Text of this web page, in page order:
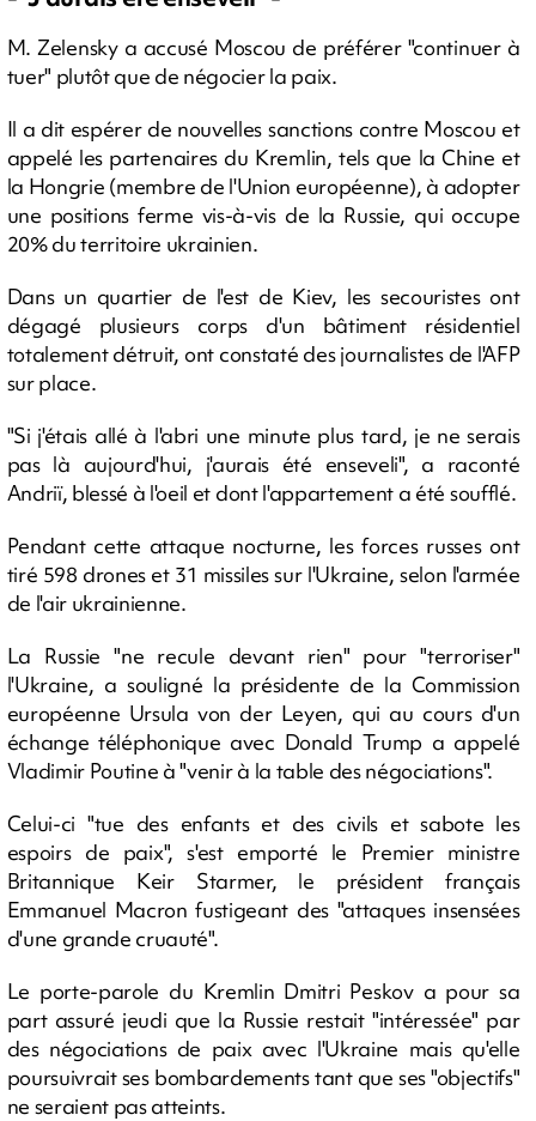
M. Zelensky a accusé Moscou de préférer "continuer à
tuer" plutôt que de négocier la paix.
Il a dit espérer de nouvelles sanctions contre Moscou et
appelé les partenaires du Kremlin, tels que la Chine et
la Hongrie (membre de l'Union européenne), à adopter
une positions ferme vis-à-vis de la Russie, qui occupe
20% du territoire ukrainien.
Dans un quartier de l'est de Kiev, les secouristes ont
dégagé plusieurs corps d'un bâtiment résidentiel
totalement détruit, ont constaté des journalistes de l'AFP
sur place.
"Si j'étais allé à l'abri une minute plus tard, je ne serais
pas là aujourd'hui, j'aurais été enseveli", a raconté
Andriï, blessé à l'oeil et dont l'appartement a été soufflé.
Pendant cette attaque nocturne, les forces russes ont
tiré 598 drones et 31 missiles sur l'Ukraine, selon l'armée
de l'air ukrainienne.
La Russie "ne recule devant rien" pour "terroriser"
l'Ukraine, a souligné la présidente de la Commission
européenne Ursula von der Leyen, qui au cours d'un
échange téléphonique avec Donald Trump a appelé
Vladimir Poutine à "venir à la table des négociations".
Celui-ci "tue des enfants et des civils et sabote les
espoirs de paix", s'est emporté le Premier ministre
Britannique Keir Starmer, le président français
Emmanuel Macron fustigeant des "attaques insensées
d'une grande cruauté".
Le porte-parole du Kremlin Dmitri Peskov a pour sa
part assuré jeudi que la Russie restait "intéressée" par
des négociations de paix avec l'Ukraine mais qu'elle
poursuivrait ses bombardements tant que ses "objectifs"
ne seraient pas atteints.